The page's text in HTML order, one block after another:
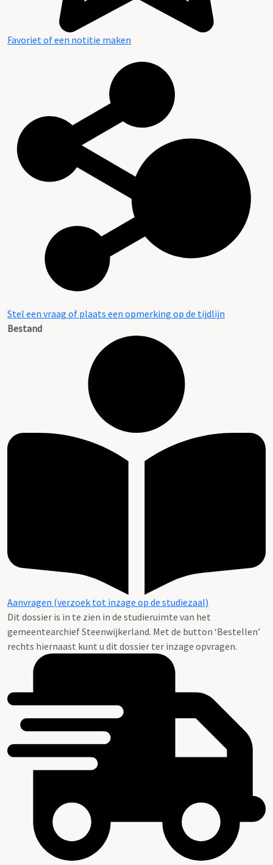
Favoriet of een notitie maken
Stel een vraag of plaats een opmerking op de tijdlijn
Bestand
Aanvragen (verzoek tot inzage op de studiezaal)
Dit dossier is in te zien in de studieruimte van het
gemeentearchief Steenwijkerland. Met de button ‘Bestellen’
rechts hiernaast kunt u dit dossier ter inzage opvragen.